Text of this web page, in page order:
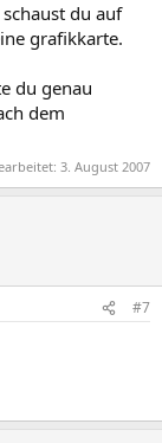
du auf
grafikkarte.
du genau
dem
3. August 2007
#7